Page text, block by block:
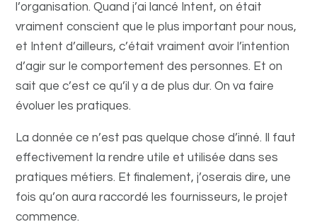
l’organisation. Quand j’ai lancé Intent, on était
vraiment conscient que le plus important pour nous,
et Intent d’ailleurs, c’était vraiment avoir l’intention
d’agir sur le comportement des personnes. Et on
sait que c’est ce qu’il y a de plus dur. On va faire
évoluer les pratiques.
La donnée ce n’est pas quelque chose d’inné. Il faut
effectivement la rendre utile et utilisée dans ses
pratiques métiers. Et finalement, j’oserais dire, une
fois qu’on aura raccordé les fournisseurs, le projet
commence.